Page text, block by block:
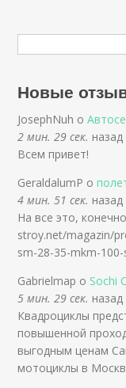
Новые
JosephNuh о
2 мин. 29 сек. назад
Всем привет!
GeraldalumP о
4 мин. 51 сек. назад
На все это,
stroy.net/magazin/
sm-28-35-mkm-
Gabrielmap о Sochi
5 мин. 29 сек. назад
Квадроциклы
повышенной
выгодным ценам
мотоциклы в